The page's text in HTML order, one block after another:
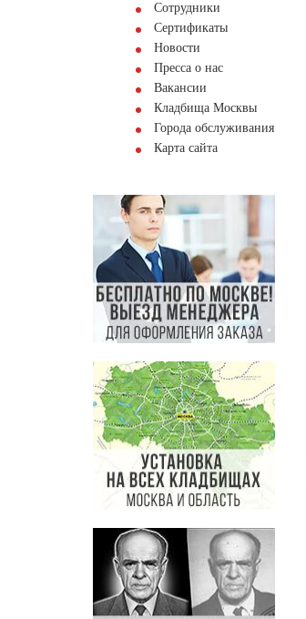
Сотрудники
Сертификаты
Новости
Пресса о нас
Вакансии
Кладбища Москвы
Города обслуживания
Карта сайта